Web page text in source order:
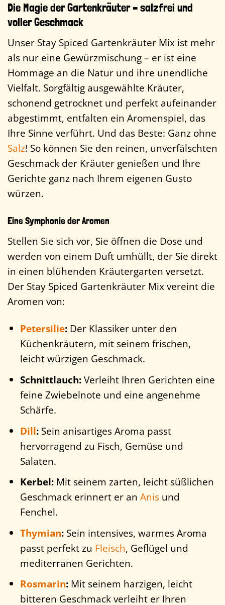
Die Magie der Gartenkräuter – salzfrei und
voller Geschmack
Unser Stay Spiced Gartenkräuter Mix ist mehr
als nur eine Gewürzmischung – er ist eine
Hommage an die Natur und ihre unendliche
Vielfalt. Sorgfältig ausgewählte Kräuter,
schonend getrocknet und perfekt aufeinander
abgestimmt, entfalten ein Aromenspiel, das
Ihre Sinne verführt. Und das Beste: Ganz ohne
Salz! So können Sie den reinen, unverfälschten
Geschmack der Kräuter genießen und Ihre
Gerichte ganz nach Ihrem eigenen Gusto
würzen.
Eine Symphonie der Aromen
Stellen Sie sich vor, Sie öffnen die Dose und
werden von einem Duft umhüllt, der Sie direkt
in einen blühenden Kräutergarten versetzt.
Der Stay Spiced Gartenkräuter Mix vereint die
Aromen von:
Petersilie:Der Klassiker unter den
Küchenkräutern, mit seinem frischen,
leicht würzigen Geschmack.
Schnittlauch:Verleiht Ihren Gerichten eine
feine Zwiebelnote und eine angenehme
Schärfe.
Dill:Sein anisartiges Aroma passt
hervorragend zu Fisch, Gemüse und
Salaten.
Kerbel:Mit seinem zarten, leicht süßlichen
Geschmack erinnert er an Anisund
Fenchel.
Thymian:Sein intensives, warmes Aroma
passt perfekt zu Fleisch, Geflügel und
mediterranen Gerichten.
Rosmarin:Mit seinem harzigen, leicht
bitteren Geschmack verleiht er Ihren